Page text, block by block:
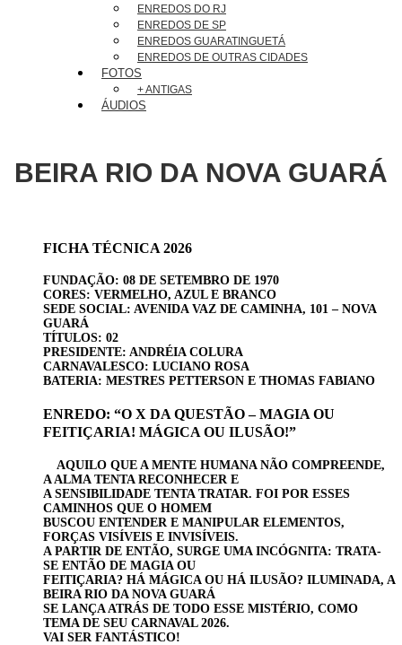
ENREDOS DO RJ
ENREDOS DE SP
ENREDOS GUARATINGUETÁ
ENREDOS DE OUTRAS CIDADES
FOTOS
+ ANTIGAS
ÁUDIOS
BEIRA RIO DA NOVA GUARÁ
FICHA TÉCNICA 2026
FUNDAÇÃO: 08 DE SETEMBRO DE 1970
CORES: VERMELHO, AZUL E BRANCO
SEDE SOCIAL: AVENIDA VAZ DE CAMINHA, 101 – NOVA
GUARÁ
TÍTULOS: 02
PRESIDENTE: ANDRÉIA COLURA
CARNAVALESCO: LUCIANO ROSA
BATERIA: MESTRES PETTERSON E THOMAS FABIANO
ENREDO: “O X DA QUESTÃO – MAGIA OU
FEITIÇARIA! MÁGICA OU ILUSÃO!”
AQUILO QUE A MENTE HUMANA NÃO COMPREENDE,
A ALMA TENTA RECONHECER E
A SENSIBILIDADE TENTA TRATAR. FOI POR ESSES
CAMINHOS QUE O HOMEM
BUSCOU ENTENDER E MANIPULAR ELEMENTOS,
FORÇAS VISÍVEIS E INVISÍVEIS.
A PARTIR DE ENTÃO, SURGE UMA INCÓGNITA: TRATA-
SE ENTÃO DE MAGIA OU
FEITIÇARIA? HÁ MÁGICA OU HÁ ILUSÃO? ILUMINADA, A
BEIRA RIO DA NOVA GUARÁ
SE LANÇA ATRÁS DE TODO ESSE MISTÉRIO, COMO
TEMA DE SEU CARNAVAL 2026.
VAI SER FANTÁSTICO!